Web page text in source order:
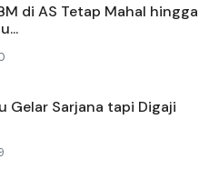
di AS Tetap Mahal hingga
Gelar Sarjana tapi Digaji